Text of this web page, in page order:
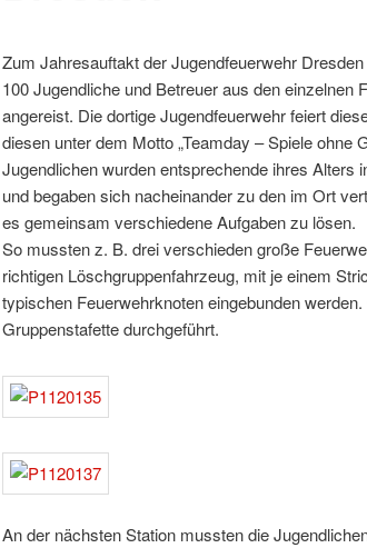
Zum Jahresauftakt der Jugendfeuerwehr
100 Jugendliche und Betreuer aus den einzelnen
angereist. Die dortige Jugendfeuerwehr feiert
diesen unter dem Motto „Teamday – Spiele ohne
Jugendlichen wurden entsprechende ihres Alters
und begaben sich nacheinander zu den im Ort
es gemeinsam verschiedene Aufgaben zu lösen.
So mussten z. B. drei verschieden große
richtigen Löschgruppenfahrzeug, mit je einem
typischen Feuerwehrknoten eingebunden
Gruppenstafette durchgeführt.
An der nächsten Station mussten die